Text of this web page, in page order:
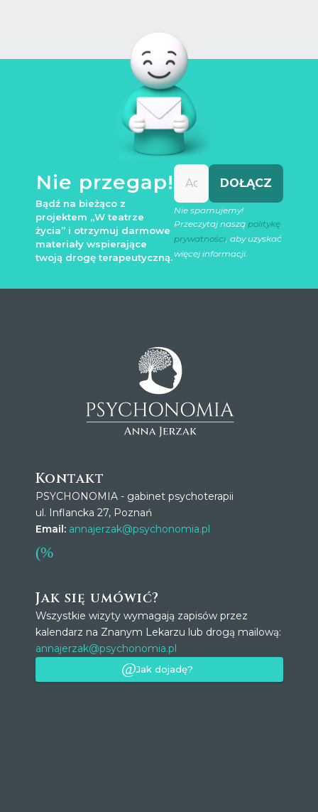
Nie przegap!
Bądź na bieżąco z
projektem „W teatrze
życia” i otrzymuj darmowe
materiały wspierające
twoją drogę terapeutyczną.
Nie spamujemy!
Przeczytaj naszą politykę
prywatności, aby uzyskać
więcej informacji.
Kontakt
PSYCHONOMIA - gabinet psychoterapii
ul. Inflancka 27, Poznań
Email: annajerzak@psychonomia.pl
Jak się umówić?
Wszystkie wizyty wymagają zapisów przez
kalendarz na Znanym Lekarzu lub drogą mailową:
annajerzak@psychonomia.pl
Jak dojadę?